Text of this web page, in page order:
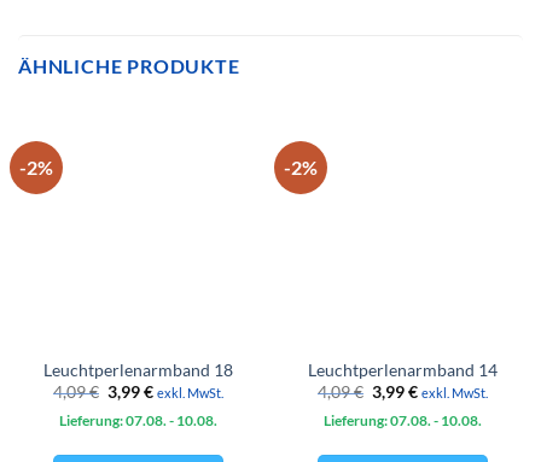
ÄHNLICHE PRODUKTE
-2%
Leuchtperlenarmband 18
4,09€ Ursprünglicher
Preis
war:
3,99€Aktueller
ist:
exkl. MwSt.
Lieferung: 07.08. - 10.08.
-2%
Leuchtperlenarmband 14
4,09€ Ursprünglicher
Preis
war:
3,99€Aktueller
ist:
exkl. MwSt.
Lieferung: 07.08. - 10.08.